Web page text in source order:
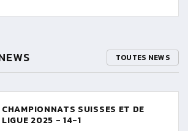
TOUTES NEWS
CHAMPIONNATS SUISSES ET DE
LIGUE 2025 - 14-1